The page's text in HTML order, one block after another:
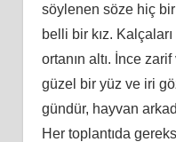
söylenen söze hiç bir
belli bir kız.
ortanın altı. İnce
güzel bir yüz ve iri
gündür, hayvan
Her toplantıda